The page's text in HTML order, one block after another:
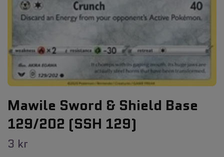
Mawile Sword & Shield Base
129/202 (SSH 129)
3 kr